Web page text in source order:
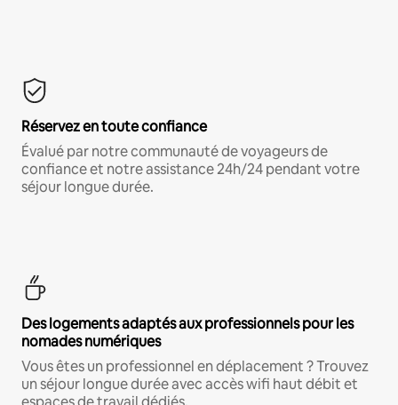
Réservez en toute confiance
Évalué par notre communauté de voyageurs de
confiance et notre assistance 24h/24 pendant votre
séjour longue durée.
Des logements adaptés aux professionnels pour les
nomades numériques
Vous êtes un professionnel en déplacement ? Trouvez
un séjour longue durée avec accès wifi haut débit et